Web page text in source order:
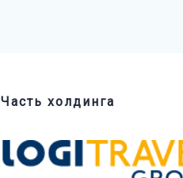
Часть холдинга